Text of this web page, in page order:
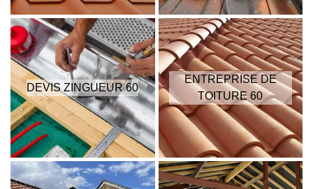
DEVIS ZINGUEUR 60
ENTREPRISE DE
TOITURE 60